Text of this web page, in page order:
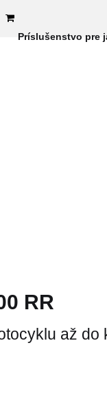
Príslušenstvo pre
RR
až do